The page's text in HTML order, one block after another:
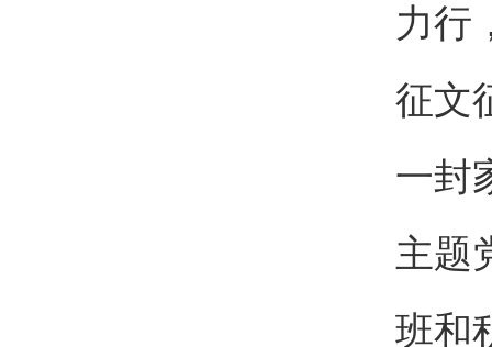
力行
征文
一封
主题
班和